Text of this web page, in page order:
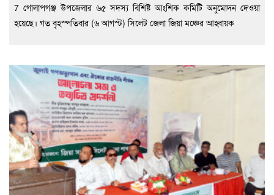
7 গোলাপগঞ্জ উপজেলার ৬৫ সদস্য বিশিষ্ট আংশিক কমিটি অনুমোদন দেওয়া
হয়েছে। গত বৃহস্পতিবার (৬ আগস্ট) সিলেট জেলা জিয়া মঞ্চের আহ্বায়ক